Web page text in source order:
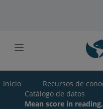
Inicio Recursos de
Catálogo de datos
Mean score in